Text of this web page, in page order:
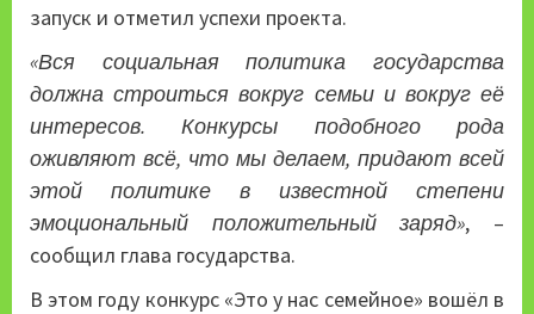
запуск и отметил успехи проекта.
«Вся социальная политика государства
должна строиться вокруг семьи и вокруг её
интересов. Конкурсы подобного рода
оживляют всё, что мы делаем, придают всей
этой политике в известной степени
эмоциональный положительный заряд», –
сообщил глава государства.
В этом году конкурс «Это у нас семейное» вошёл в